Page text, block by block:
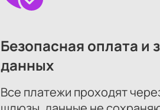
Безопасная оплата и
данных
Все платежи проходят